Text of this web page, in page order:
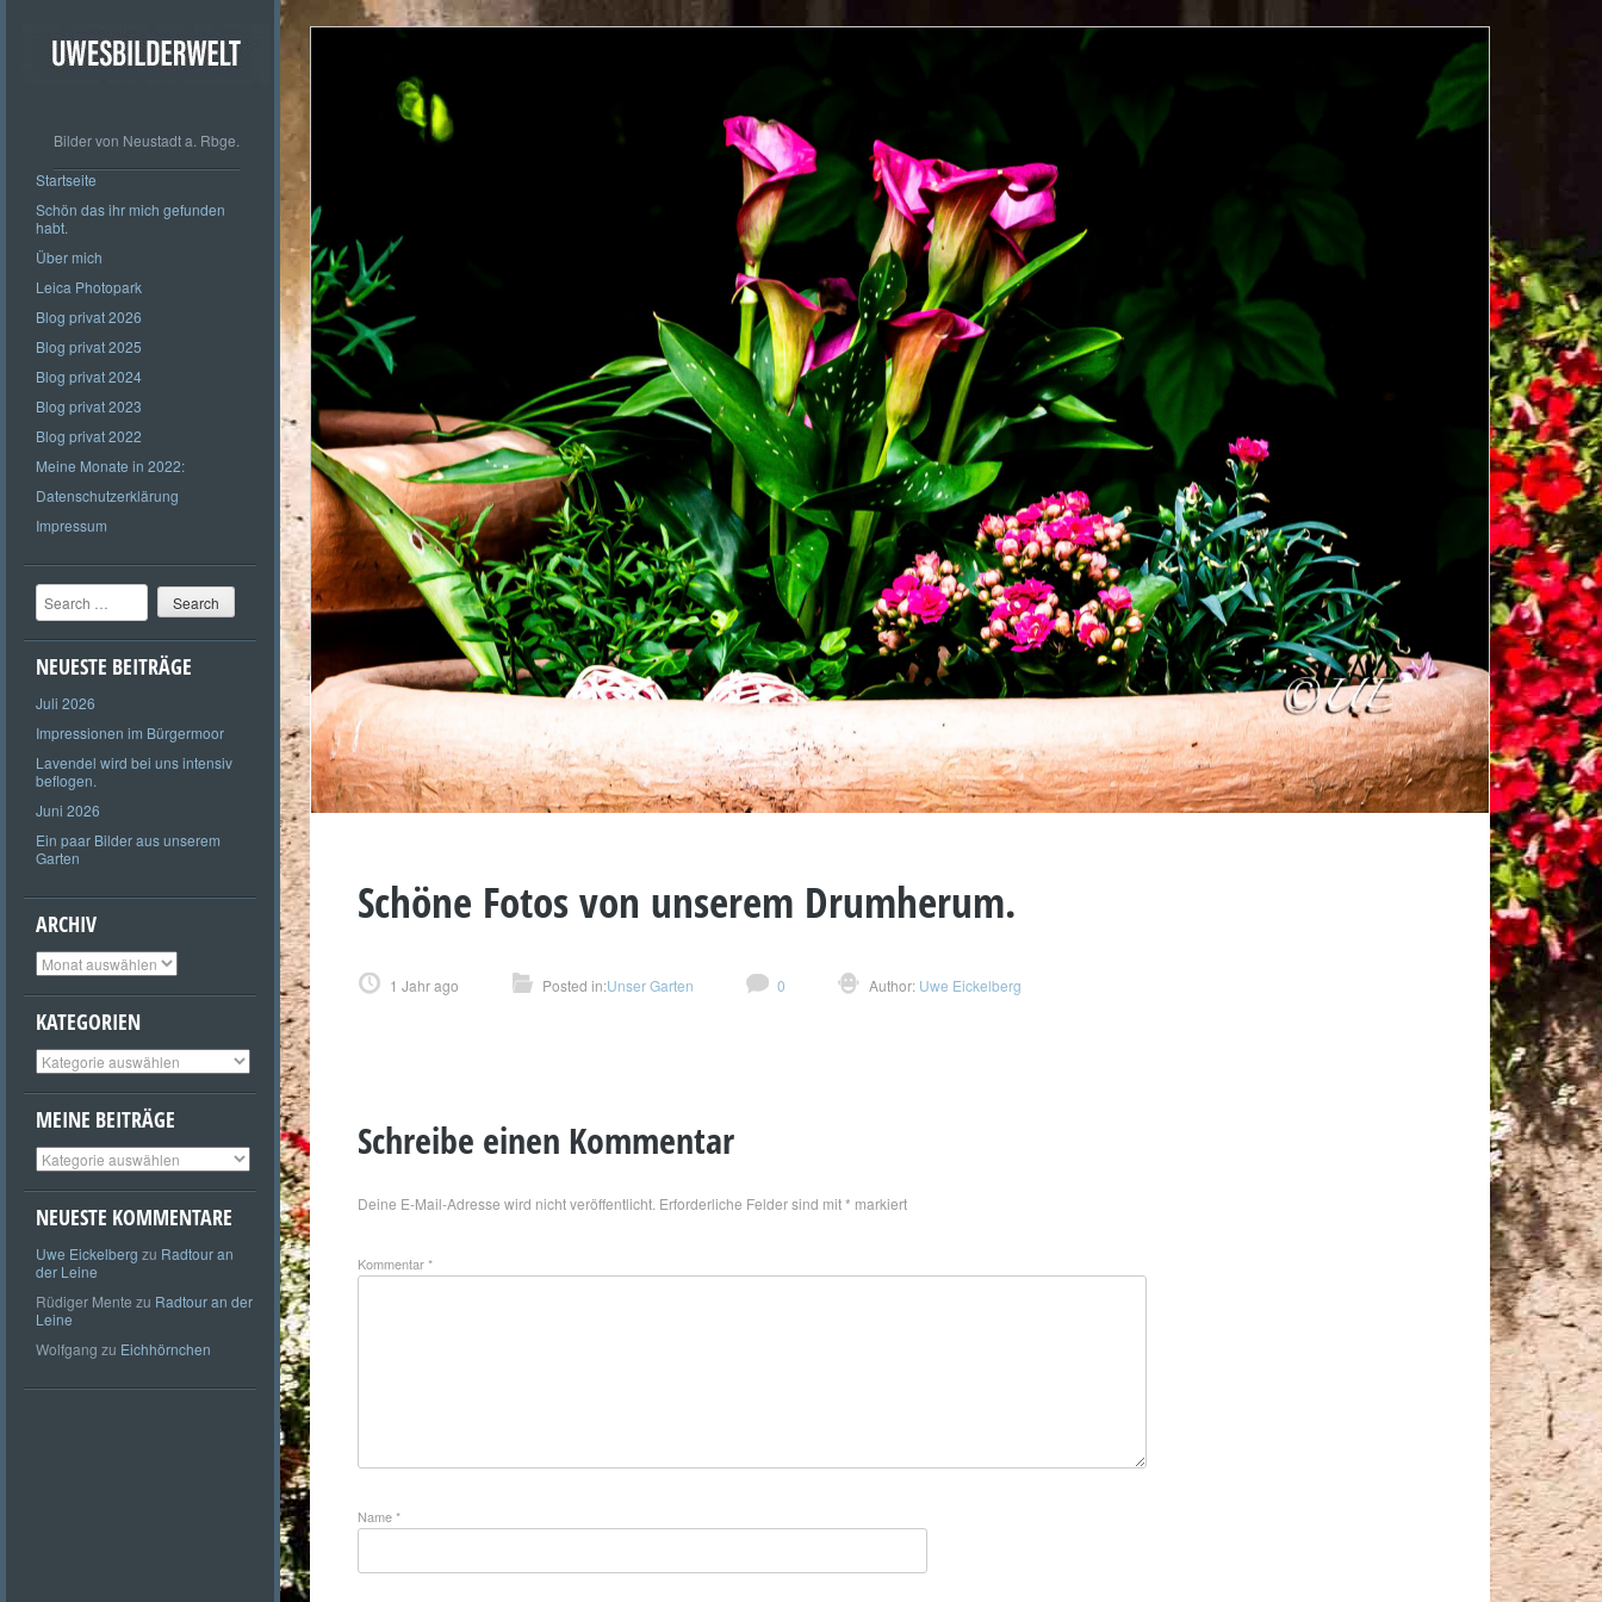
Bilder von Neustadt a. Rbge.
Startseite
Schön das ihr mich gefunden
habt.
Über mich
Leica Photopark
Blog privat 2026
Blog privat 2025
Blog privat 2024
Blog privat 2023
Blog privat 2022
Meine Monate in 2022:
Datenschutzerklärung
Impressum
Search
NEUESTE BEITRÄGE
Juli 2026
Impressionen im Bürgermoor
Lavendel wird bei uns intensiv
beflogen.
Juni 2026
Ein paar Bilder aus unserem
Garten
ARCHIV
Archiv
KATEGORIEN
Kategorien
MEINE BEITRÄGE
Meine
Beiträge
NEUESTE KOMMENTARE
Uwe Eickelberg zu Radtour an
der Leine
Rüdiger Mente zu Radtour an der
Leine
Wolfgang zu Eichhörnchen
Schöne Fotos von unserem Drumherum.
1 Jahr ago Posted in:Unser Garten 0 Author: Uwe Eickelberg
Schreibe einen Kommentar
Deine E-Mail-Adresse wird nicht veröffentlicht. Erforderliche Felder sind mit* markiert
Kommentar*
Name*